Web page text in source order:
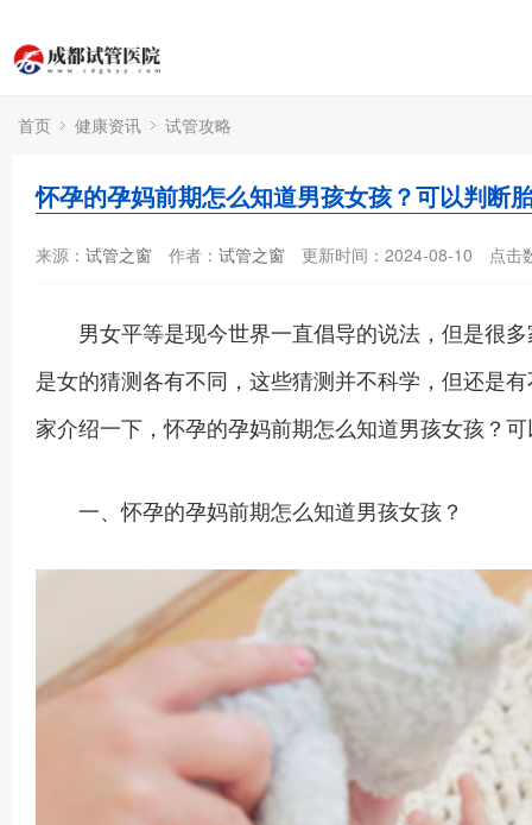
首页 健康资讯 试管攻略
怀孕的孕妈前期怎么知道男孩女孩？可以判断
来源： 试管之窗 作者： 试管之窗 更新时间：2024-08-10 点击
男女平等是现今世界一直倡导的说法，但是很多
是女的猜测各有不同，这些猜测并不科学，但还是
家介绍一下，怀孕的孕妈前期怎么知道男孩女孩？
一、怀孕的孕妈前期怎么知道男孩女孩？